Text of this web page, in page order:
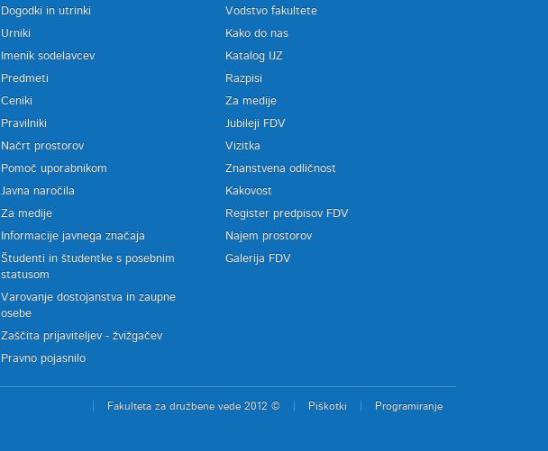
Dogodki in utrinki
Urniki
Imenik sodelavcev
Predmeti
Ceniki
Pravilniki
Načrt prostorov
Pomoč uporabnikom
Javna naročila
Za medije
Informacije javnega značaja
Študenti in študentke s posebnim
statusom
Varovanje dostojanstva in zaupne
osebe
Zaščita prijaviteljev - žvižgačev
Pravno pojasnilo
Vodstvo fakultete
Kako do nas
Katalog IJZ
Razpisi
Za medije
Jubileji FDV
Vizitka
Znanstvena odličnost
Kakovost
Register predpisov FDV
Najem prostorov
Galerija FDV
Fakulteta za družbene vede 2012 © Piškotki Programiranje